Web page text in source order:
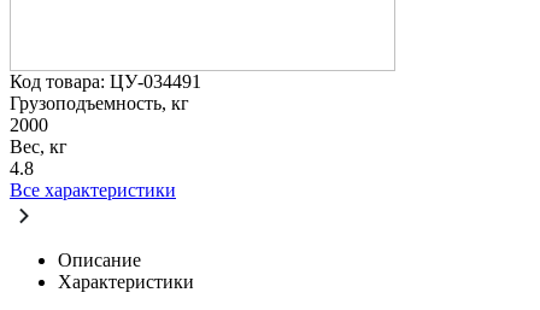
Код товара: ЦУ-034491
Грузоподъемность, кг
2000
Вес, кг
4.8
Все характеристики
Описание
Характеристики